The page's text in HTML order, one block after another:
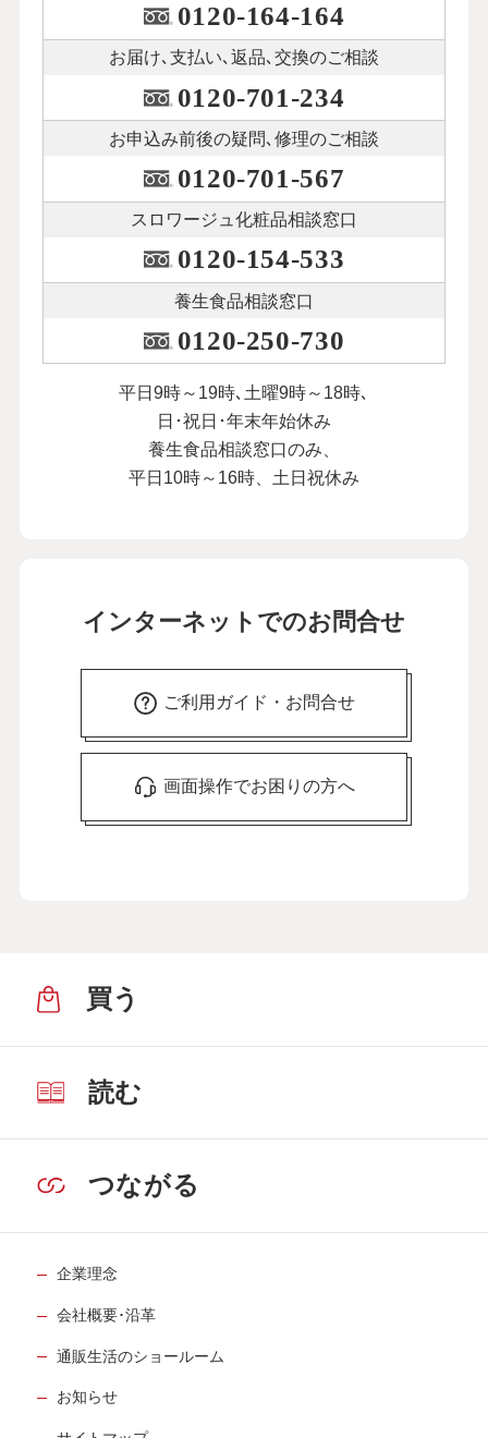
0120-164-164
お届け､支払い､ 返品､交換のご相談
0120-701-234
お申込み前後の疑問､修理のご相談
0120-701-567
スロワージュ化粧品相談窓口
0120-154-533
養生食品相談窓口
0120-250-730
平日9時～19時､土曜9時～18時､
日･祝日･年末年始休み
養生食品相談窓口のみ、
平日10時～16時、土日祝休み
インターネットでのお問合せ
ご利用ガイド・お問合せ
画面操作でお困りの方へ
買う
読む
つながる
企業理念
会社概要･沿革
通販生活のショールーム
お知らせ